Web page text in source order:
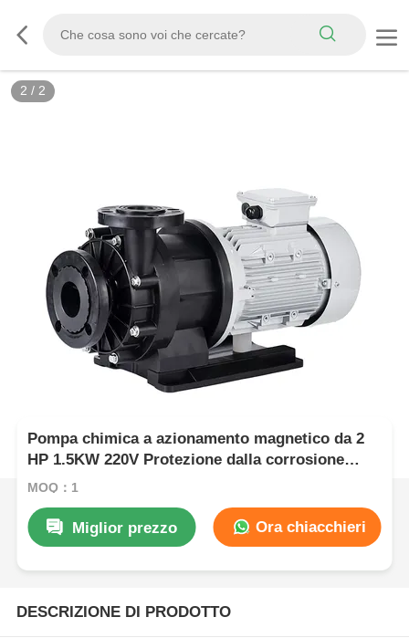
2 / 2
Pompa chimica a azionamento magnetico da 2
HP 1.5KW 220V Protezione dalla corrosione
Efficiente dal punto di vista energetico
MOQ：1
Miglior prezzo Ora chiacchieri
DESCRIZIONE DI PRODOTTO